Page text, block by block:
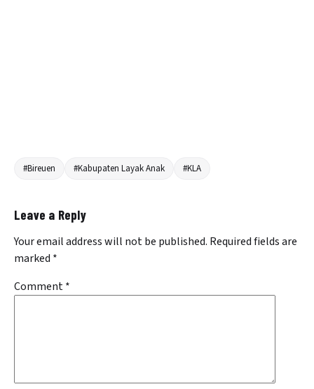
#Bireuen #Kabupaten Layak Anak #KLA
Leave a Reply
Your email address will not be published. Required fields are
marked *
Comment*